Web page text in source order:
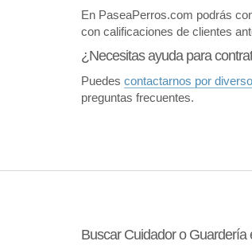
En PaseaPerros.com podrás
con calificaciones de clientes
¿Necesitas ayuda para
Puedes contactarnos por
preguntas frecuentes.
Buscar Cuidador o Guardería